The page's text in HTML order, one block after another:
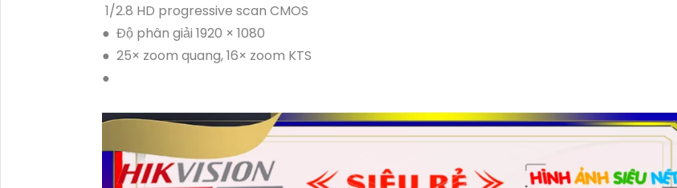
 1/2.8 HD progressive scan CMOS
●  Độ phân giải 1920 × 1080
●  25× zoom quang, 16× zoom KTS
●